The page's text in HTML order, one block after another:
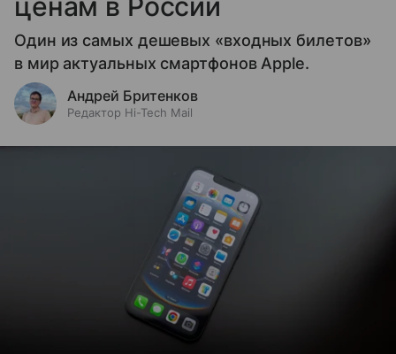
ценам в России
Один из самых дешевых «входных билетов»
в мир актуальных смартфонов Apple.
Андрей Бритенков
Редактор Hi-Tech Mail